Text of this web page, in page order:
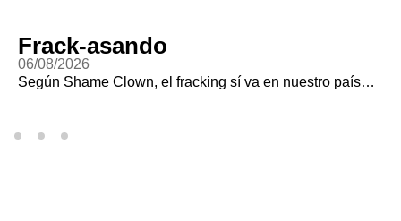
Frack-asando
06/08/2026
Según Shame Clown, el fracking sí va en nuestro país…